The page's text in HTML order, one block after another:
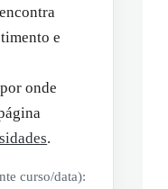
encontra
e
onde
.
curso/data):